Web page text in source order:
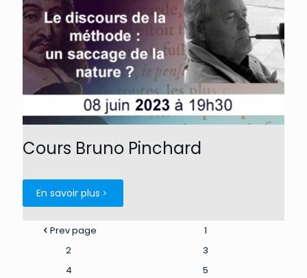
Cours Bruno Pinchard
En savoir plus
Prev page
1
2
3
4
5